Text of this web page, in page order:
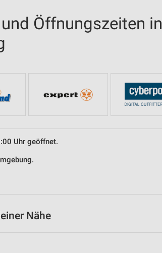
Öffnungszeiten in
Uhr geöffnet.
Nähe